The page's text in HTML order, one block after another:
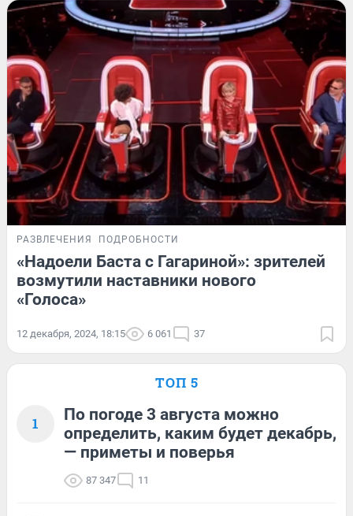
РАЗВЛЕЧЕНИЯ ПОДРОБНОСТИ
«Надоели Баста с Гагариной»: зрителей
возмутили наставники нового
«Голоса»
12 декабря, 2024, 18:15 6 061 37
ТОП 5
1
По погоде 3 августа можно
определить, каким будет декабрь,
— приметы и поверья
87 347 11